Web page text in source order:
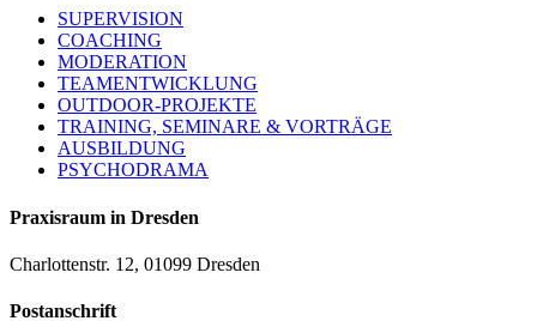
SUPERVISION
COACHING
MODERATION
TEAMENTWICKLUNG
OUTDOOR-PROJEKTE
TRAINING, SEMINARE & VORTRÄGE
AUSBILDUNG
PSYCHODRAMA
Praxisraum in Dresden
Charlottenstr. 12, 01099 Dresden
Postanschrift